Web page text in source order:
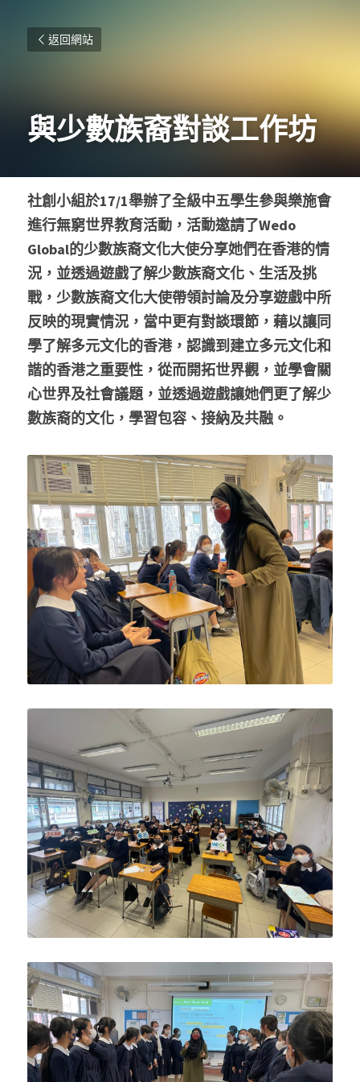
返回網站
與少數族裔對談工作坊
社創小組於17/1舉辦了全級中五學生參與樂施會
進行無窮世界教育活動，活動邀請了Wedo
Global的少數族裔文化大使分享她們在香港的情
況，並透過遊戲了解少數族裔文化、生活及挑
戰，少數族裔文化大使帶領討論及分享遊戲中所
反映的現實情況，當中更有對談環節，藉以讓同
學了解多元文化的香港，認識到建立多元文化和
諧的香港之重要性，從而開拓世界觀，並學會關
心世界及社會議題，並透過遊戲讓她們更了解少
數族裔的文化，學習包容、接納及共融。